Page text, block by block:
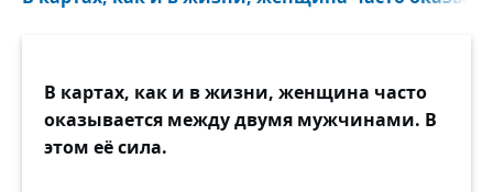
В картах, как и в жизни, женщина часто
оказывается между двумя мужчинами. В
этом её сила.